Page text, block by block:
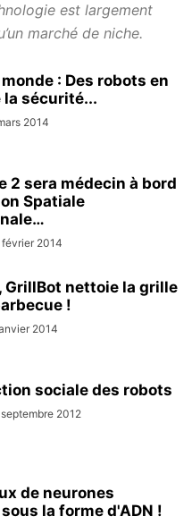
est largement
marché de niche.
: Des robots en
la sécurité...
2014
2 sera médecin à bord
Spatiale
février 2014
GrillBot nettoie la grille
!
2014
sociale des robots
2012
de neurones
la forme d'ADN !